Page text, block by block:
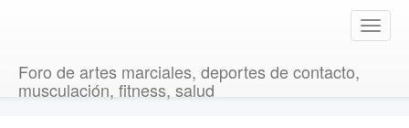
T
o
Foro de artes marciales, deportes de contacto,
musculación, fitness, salud